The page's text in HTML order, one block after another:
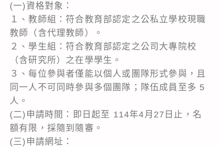
(一)資格對象：
１、教師組：符合教育部認定之公私立學校現職
教師（含代理教師）。
２、學生組：符合教育部認定之公司大專院校
（含研究所）之在學學生。
３、每位參與者僅能以個人或團隊形式參與，且
同一人不可同時參與多個團隊；隊伍成員至多 5
人。
(二)申請時間：即日起至 114年4月27日止，名
額有限，採隨到隨審。
(三)申請網址：